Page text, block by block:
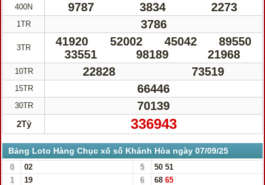
400N 9787 3834 2273
1TR 3786
3TR 41920 52002 45042
89550
33551
98189 21968
10TR 22828 73519
15TR 66446
30TR 70139
2Tỷ 336943
Bảng Loto Hàng Chục xổ số Khánh Hòa ngày 07/09/25
0 02 5 50 51
1
19 6 68 65